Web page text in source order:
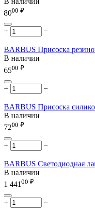
8000 ₽
+ −
BARBUS Присоска
В наличии
6500 ₽
+ −
BARBUS Присоска
В наличии
7200 ₽
+ −
BARBUS Светодиодная
В наличии
1 441 00 ₽
+ −